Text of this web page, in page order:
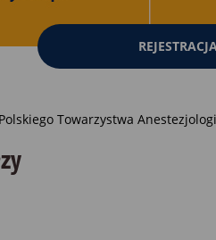
Towarzystwa